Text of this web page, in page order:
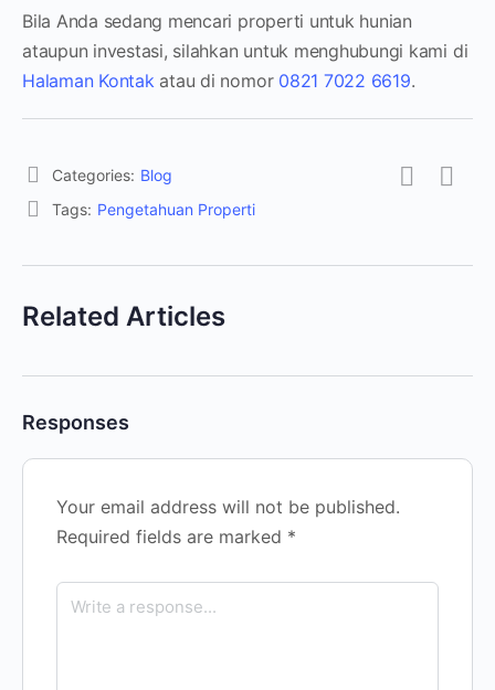
Bila Anda sedang mencari properti untuk hunian
ataupun investasi, silahkan untuk menghubungi kami di
Halaman Kontakatau di nomor 0821 7022 6619.
Categories: Blog
Tags: Pengetahuan Properti
Related Articles
Responses
Your email address will not be published.
Required fields are marked *